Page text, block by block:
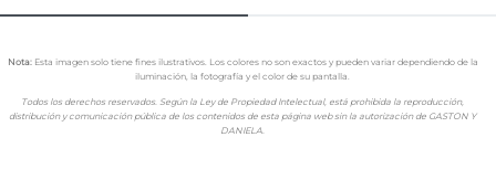
Nota:Esta imagen solo tiene fines ilustrativos. Los colores no son exactos y pueden variar dependiendo de la
iluminación, la fotografía y el color de su pantalla.
Todos los derechos reservados. Según la Ley de Propiedad Intelectual, está prohibida la reproducción,
distribución y comunicación pública de los contenidos de esta página web sin la autorización de GASTON Y
DANIELA.